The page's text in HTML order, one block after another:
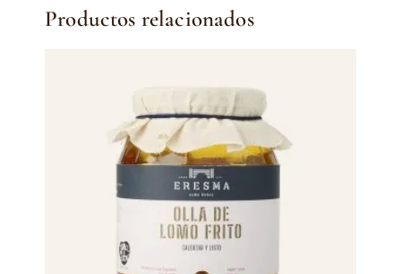
Productos relacionados